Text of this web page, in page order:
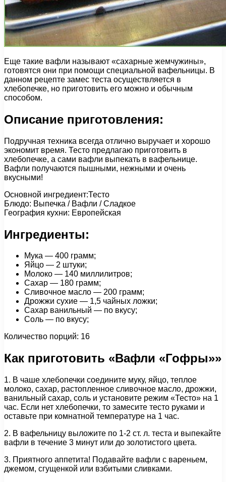
Еще такие вафли называют «сахарные жемчужины»,
готовятся они при помощи специальной вафельницы. В
данном рецепте замес теста осуществляется в
хлебопечке, но приготовить его можно и обычным
способом.
Описание приготовления:
Подручная техника всегда отлично выручает и хорошо
экономит время. Тесто предлагаю приготовить в
хлебопечке, а сами вафли выпекать в вафельнице.
Вафли получаются пышными, нежными и очень
вкусными!
Основной ингредиент:Тесто
Блюдо: Выпечка / Вафли / Сладкое
География кухни: Европейская
Ингредиенты:
Мука — 400 грамм;
Яйцо — 2 штуки;
Молоко — 140 миллилитров;
Сахар — 180 грамм;
Сливочное масло — 200 грамм;
Дрожжи сухие — 1,5 чайных ложки;
Сахар ванильный — по вкусу;
Соль — по вкусу;
Количество порций: 16
Как приготовить «Вафли «Гофры»»
1. В чаше хлебопечки соедините муку, яйцо, теплое
молоко, сахар, растопленное сливочное масло, дрожжи,
ванильный сахар, соль и установите режим «Тесто» на 1
час. Если нет хлебопечки, то замесите тесто руками и
оставьте при комнатной температуре на 1 час.
2. В вафельницу выложите по 1-2 ст. л. теста и выпекайте
вафли в течение 3 минут или до золотистого цвета.
3. Приятного аппетита! Подавайте вафли с вареньем,
джемом, сгущенкой или взбитыми сливками.